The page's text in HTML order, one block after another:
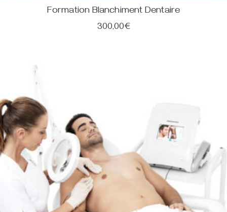
Formation Blanchiment Dentaire
300,00€